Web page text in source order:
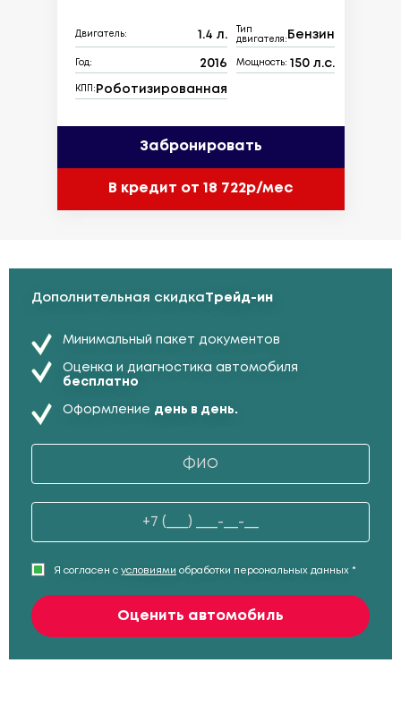
Двигатель: 1.4 л.
Тип
двигателя: Бензин
Год: 2016 Мощность: 150 л.с.
КПП: Роботизированная
Забронировать
В кредит от 18 722р/мес
Дополнительная скидкаТрейд-ин
Минимальный пакет документов
Оценка и диагностика автомобиля
бесплатно
Оформление день в день.
Я согласен с условиями обработки персональных данных *
Оценить автомобиль